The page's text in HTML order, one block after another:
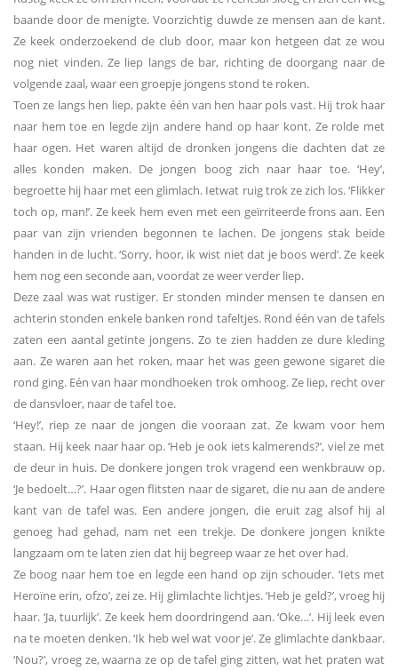
baande door de menigte. Voorzichtig duwde ze mensen aan de kant.
Ze keek onderzoekend de club door, maar kon hetgeen dat ze wou
nog niet vinden. Ze liep langs de bar, richting de doorgang naar de
volgende zaal, waar een groepje jongens stond te roken.
Toen ze langs hen liep, pakte één van hen haar pols vast. Hij trok haar
naar hem toe en legde zijn andere hand op haar kont. Ze rolde met
haar ogen. Het waren altijd de dronken jongens die dachten dat ze
alles konden maken. De jongen boog zich naar haar toe. ‘Hey’,
begroette hij haar met een glimlach. Ietwat ruig trok ze zich los. ‘Flikker
toch op, man!’. Ze keek hem even met een geïrriteerde frons aan. Een
paar van zijn vrienden begonnen te lachen. De jongens stak beide
handen in de lucht. ‘Sorry, hoor, ik wist niet dat je boos werd’. Ze keek
hem nog een seconde aan, voordat ze weer verder liep.
Deze zaal was wat rustiger. Er stonden minder mensen te dansen en
achterin stonden enkele banken rond tafeltjes. Rond één van de tafels
zaten een aantal getinte jongens. Zo te zien hadden ze dure kleding
aan. Ze waren aan het roken, maar het was geen gewone sigaret die
rond ging. Eén van haar mondhoeken trok omhoog. Ze liep, recht over
de dansvloer, naar de tafel toe.
‘Hey!’, riep ze naar de jongen die vooraan zat. Ze kwam voor hem
staan. Hij keek naar haar op. ‘Heb je ook iets kalmerends?’, viel ze met
de deur in huis. De donkere jongen trok vragend een wenkbrauw op.
‘Je bedoelt…?’. Haar ogen flitsten naar de sigaret, die nu aan de andere
kant van de tafel was. Een andere jongen, die eruit zag alsof hij al
genoeg had gehad, nam net een trekje. De donkere jongen knikte
langzaam om te laten zien dat hij begreep waar ze het over had.
Ze boog naar hem toe en legde een hand op zijn schouder. ‘Iets met
Heroïne erin, ofzo’, zei ze. Hij glimlachte lichtjes. ‘Heb je geld?’, vroeg hij
haar. ‘Ja, tuurlijk’. Ze keek hem doordringend aan. ‘Oke…’. Hij leek even
na te moeten denken. ‘Ik heb wel wat voor je’. Ze glimlachte dankbaar.
‘Nou?’, vroeg ze, waarna ze op de tafel ging zitten, wat het praten wat